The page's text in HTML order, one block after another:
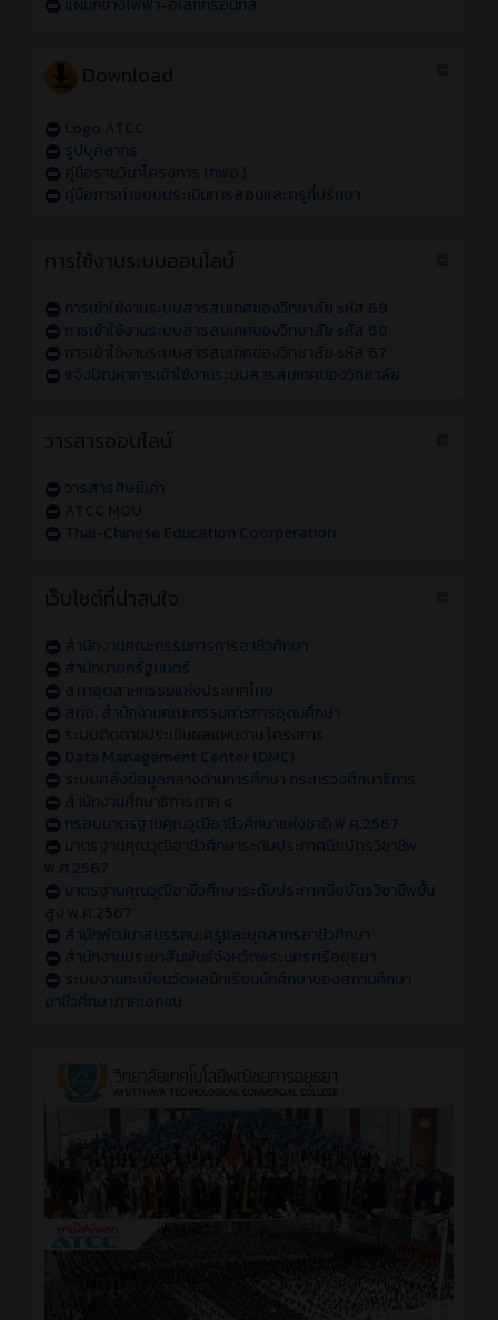
Logo ATCC
รูปบุคลากร
คู่มือรายวิชาโครงการ (ทพอ.)
คู่มือการทำแบบประเมินการสอนและครูที่ปรึกษา
การเข้าใช้งานระบบสารสนเทศของวิทยาลัย sหัส 69
การเข้าใช้งานระบบสารสนเทศของวิทยาลัย sหัส 68
การเข้าใช้งานระบบสารสนเทศของวิทยาลัย sหัส 67
แจ้งปัญหาการเข้าใช้งานระบบสารสนเทศของวิทยาลัย
วารสารศิษย์เก่า
ATCC MOU
Thai-Chinese Education Coorperation
สำนักงานคณะกรรมการการอาชีวศึกษา
สำนักนายกรัฐมนตรี
สภาอุตสาหกรรมแห่งประเทศไทย
สกอ. สำนักงานคณะกรรมการการอุดมศึกษา
ระบบติดตามประเมินผลแผนงาน โครงการ
Data Management Center (DMC)
ระบบคลังข้อมูลกลางด้านการศึกษา กระทรวงศึกษาธิการ
สำนักงานศึกษาธิการภาค ๔
กรอบมาตรฐานคุณวุฒิอาชีวศึกษาแห่งชาติ พ.ศ.2567
มาตรฐานคุณวุฒิอาชีวศึกษาระดับประกาศนียบัตรวิชาชีพ
พ.ศ.2567
มาตรฐานคุณวุฒิอาชีวศึกษาระดับประกาศนียบัตรวิชาชีพชั้น
สูง พ.ศ.2567
สำนักพัฒนาสมรรถนะครูและบุคลากรอาชีวศึกษา
สำนักงานประชาสัมพันธ์จังหวัดพระนครศรีอยุธยา
ระบบงานทะเบียนวัดผลนักเรียนนักศึกษาของสถานศึกษา
อาชีวศึกษาภาคเอกชน